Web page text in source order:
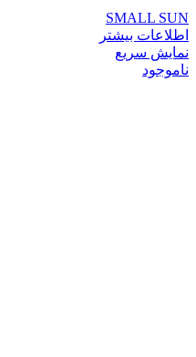
SMALL SUN
اطلاعات بیشتر
نمایش سریع
ناموجود